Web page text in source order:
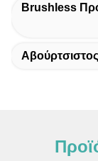
Brushless